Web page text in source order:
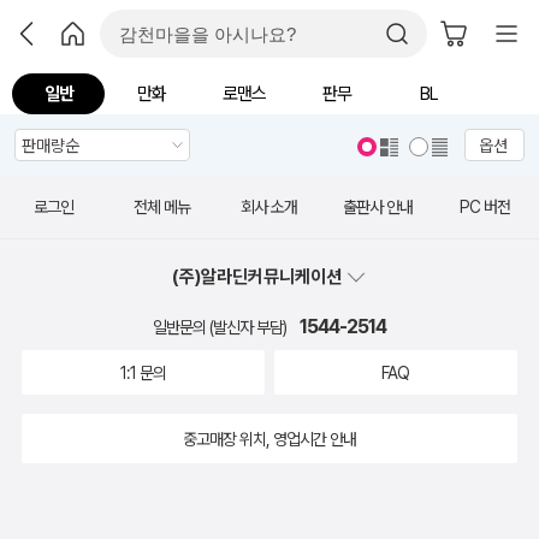
일반 만화 로맨스 판무 BL
옵션
로그인 전체 메뉴 회사 소개 출판사 안내 PC 버전
(주)알라딘커뮤니케이션
일반문의 (발신자 부담) 1544-2514
1:1 문의 FAQ
중고매장 위치, 영업시간 안내